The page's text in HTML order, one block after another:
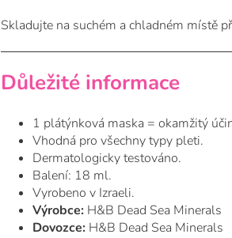
Skladujte na suchém a chladném místě
Důležité informace
1 plátýnková maska = okamžitý
Vhodná pro všechny typy pleti.
Dermatologicky testováno.
Balení: 18 ml.
Vyrobeno v Izraeli.
Výrobce: H&B Dead Sea Minerals
Dovozce: H&B Dead Sea Minerals